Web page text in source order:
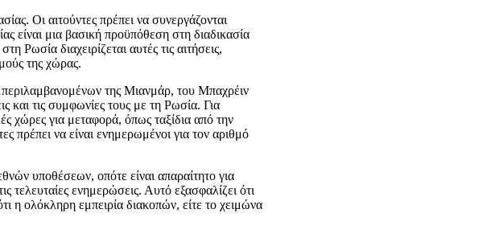
Οι αιτούντες πρέπει να συνεργάζονται
είναι μια βασική προϋπόθεση στη διαδικασία
διαχειρίζεται αυτές τις αιτήσεις,
της χώρας.
της Μιανμάρ, του Μπαχρέιν
και τις συμφωνίες τους με τη Ρωσία. Για
χώρες για μεταφορά, όπως ταξίδια από την
πρέπει να είναι ενημερωμένοι για τον αριθμό
υποθέσεων, οπότε είναι απαραίτητο για
τελευταίες ενημερώσεις. Αυτό εξασφαλίζει ότι
η ολόκληρη εμπειρία διακοπών, είτε το χειμώνα